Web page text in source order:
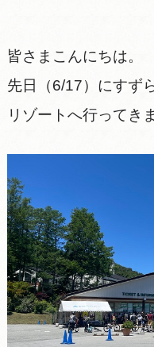
皆さまこんにちは。
先日（6/17）にすず
リゾートへ行ってき